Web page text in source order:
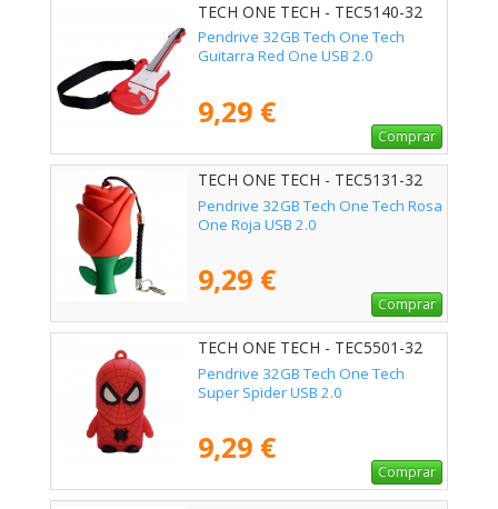
TECH ONE TECH - TEC5140-32
Pendrive 32GB Tech One Tech
Guitarra Red One USB 2.0
9,29 €
Comprar
TECH ONE TECH - TEC5131-32
Pendrive 32GB Tech One Tech Rosa
One Roja USB 2.0
9,29 €
Comprar
TECH ONE TECH - TEC5501-32
Pendrive 32GB Tech One Tech
Super Spider USB 2.0
9,29 €
Comprar